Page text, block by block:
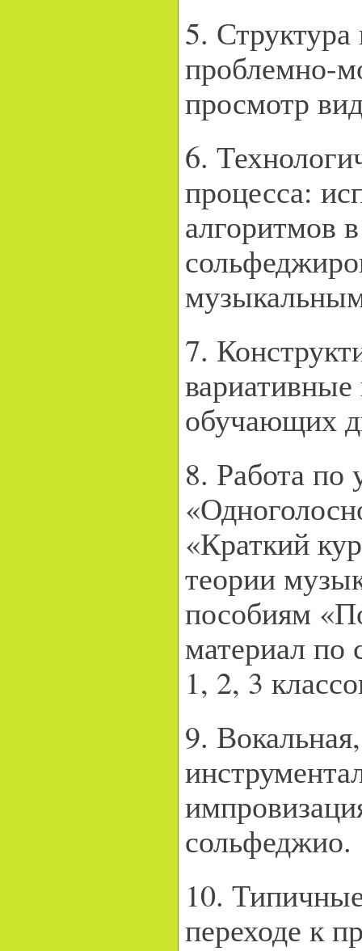
5. Структура
проблемно-
просмотр
6.
процесса:
алгоритмов
7.
обучающих
8. Работа по
«Краткий
теории
пособиям
материал по
1, 2, 3
9. Вокальная,
сольфеджио.
10.
переходе к